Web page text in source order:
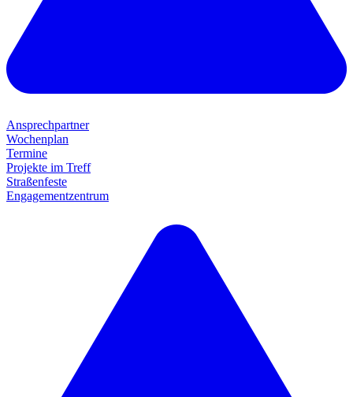
Ansprechpartner
Wochenplan
Termine
Projekte im Treff
Straßenfeste
Engagementzentrum